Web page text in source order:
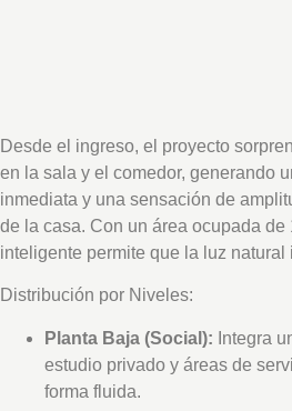
Desde el ingreso, el proyecto
en la sala y el comedor, generando
inmediata y una sensación de
de la casa. Con un área ocupada de
inteligente permite que la luz
Distribución por Niveles:
Planta Baja (Social): Integra
estudio privado y áreas de
forma fluida.